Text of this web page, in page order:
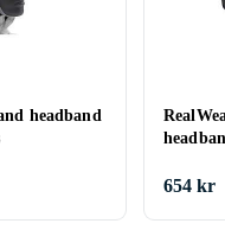
headband
654 kr